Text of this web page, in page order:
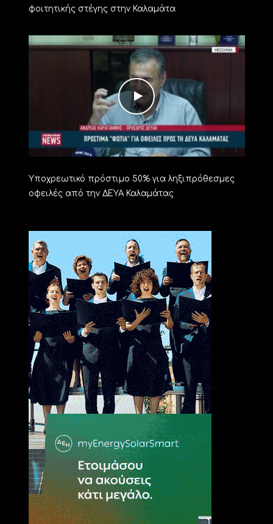
φοιτητικής στέγης στην Καλαμάτα
Υποχρεωτικό πρόστιμο 50% για ληξιπρόθεσμες
οφειλές από την ΔΕΥΑ Καλαμάτας